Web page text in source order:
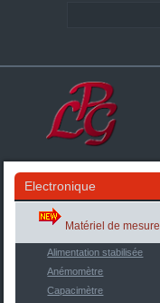
Electronique
Matériel de mesure
Alimentation stabilisée
Anémomètre
Capacimètre